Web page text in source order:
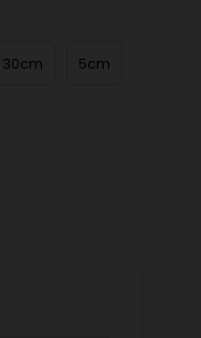
30cm 5cm